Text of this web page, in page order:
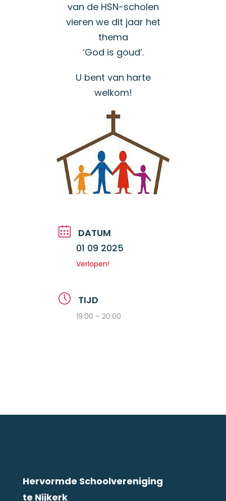
van de HSN-scholen
vieren we dit jaar het
thema
‘God is goud’.
U bent van harte
welkom!
DATUM
01 09 2025
Verlopen!
TIJD
19:00 – 20:00
Hervormde Schoolvereniging
te Nijkerk